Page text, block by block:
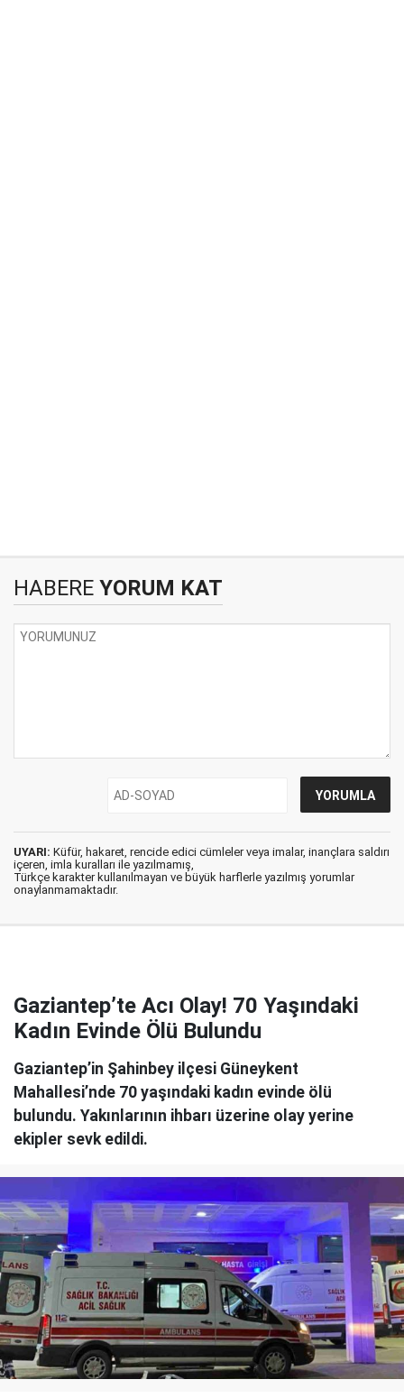
HABERE YORUM KAT
UYARI: Küfür, hakaret, rencide edici cümleler veya imalar, inançlara saldırı
içeren, imla kuralları ile yazılmamış,
Türkçe karakter kullanılmayan ve büyük harflerle yazılmış yorumlar
onaylanmamaktadır.
Gaziantep’te Acı Olay! 70 Yaşındaki
Kadın Evinde Ölü Bulundu
Gaziantep’in Şahinbey ilçesi Güneykent
Mahallesi’nde 70 yaşındaki kadın evinde ölü
bulundu. Yakınlarının ihbarı üzerine olay yerine
ekipler sevk edildi.